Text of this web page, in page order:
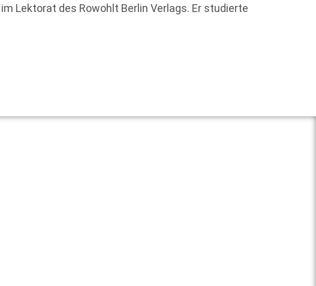
Lektorat des Rowohlt Berlin Verlags. Er studierte